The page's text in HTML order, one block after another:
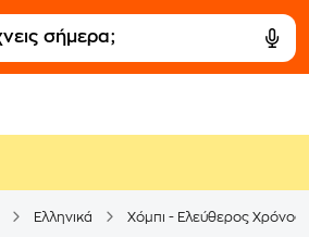
Ελληνικά Χόμπι - Ελεύθερος Χρόνος